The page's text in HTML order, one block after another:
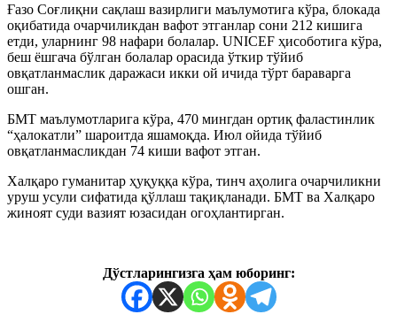
Ғазо Соғлиқни сақлаш вазирлиги маълумотига кўра, блокада
оқибатида очарчиликдан вафот этганлар сони 212 кишига
етди, уларнинг 98 нафари болалар. UNICEF ҳисоботига кўра,
беш ёшгача бўлган болалар орасида ўткир тўйиб
овқатланмаслик даражаси икки ой ичида тўрт бараварга
ошган.
БМТ маълумотларига кўра, 470 мингдан ортиқ фаластинлик
“ҳалокатли” шароитда яшамоқда. Июл ойида тўйиб
овқатланмасликдан 74 киши вафот этган.
Халқаро гуманитар ҳуқуққа кўра, тинч аҳолига очарчиликни
уруш усули сифатида қўллаш тақиқланади. БМТ ва Халқаро
жиноят суди вазият юзасидан огоҳлантирган.
Дўстларингизга ҳам юборинг: